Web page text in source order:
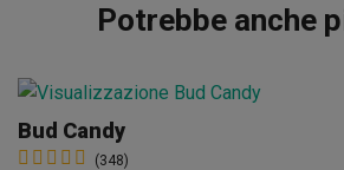
Potrebbe anche
Bud Candy
(348)